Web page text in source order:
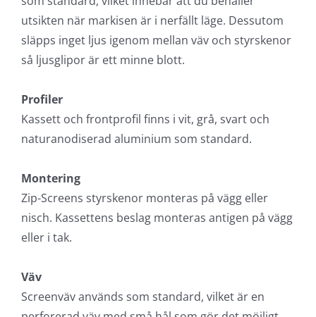
Motor kan kopplas till styrautomatik
Höjd
Max 600
Zip Screen SC800 använder sig av en unik Zip-teknik
där väven fixeras i styrskenorna, vilket gör att
klarar av högre vindstyrkor än något annat
solskydd utomhus. Perforerad screenväv ingår
som standard, vilket innebär att du behåller
utsikten när markisen är i nerfällt läge. Dessutom
så ljusglipor är ett minne blott.